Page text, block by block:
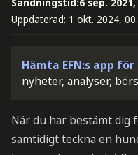
Uppdaterad: 1 okt. 2024,
Hämta EFN:s app
nyheter, analyser,
När du har bestämt dig
samtidigt teckna en